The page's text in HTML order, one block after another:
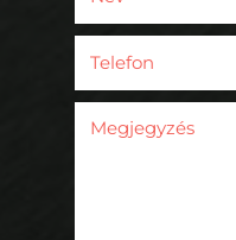
Telefon
Megjegyzés